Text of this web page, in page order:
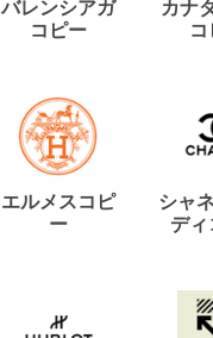
バレンシアガ
コピー
カナ
エルメスコピ
ー
シャ
デ